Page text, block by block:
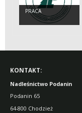
PRACA
KONTAKT:
Nadleśnictwo Podanin
Podanin 65
64-800 Chodzież